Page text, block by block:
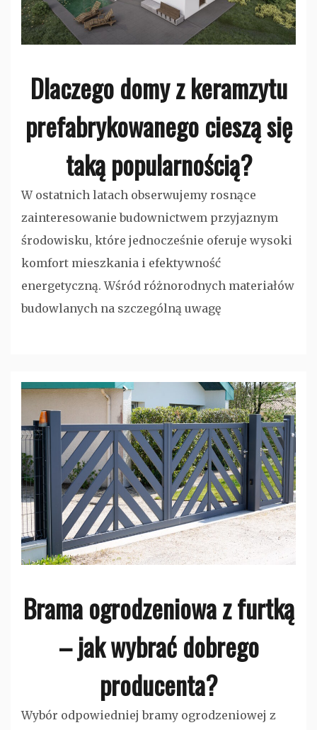
Dlaczego domy z keramzytu
prefabrykowanego cieszą się
taką popularnością?
W ostatnich latach obserwujemy rosnące
zainteresowanie budownictwem przyjaznym
środowisku, które jednocześnie oferuje wysoki
komfort mieszkania i efektywność
energetyczną. Wśród różnorodnych materiałów
budowlanych na szczególną uwagę
Brama ogrodzeniowa z furtką
– jak wybrać dobrego
producenta?
Wybór odpowiedniej bramy ogrodzeniowej z